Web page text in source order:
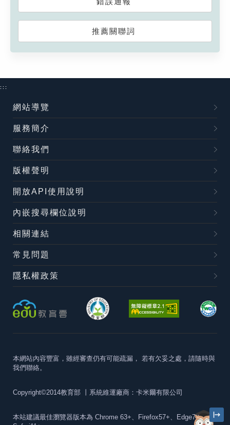
推薦關聯詞
:::
網站導覽
服務簡介
聯絡我們
版權聲明
開放API使用說明
內嵌搜尋欄位說明
相關連結
常見問題
隱私權政策
本網站內容豐富，雖經審查仍有可能疏漏， 若有欠妥之處，請隨時與
我們聯絡。
Copyright©2014教育部 丨系統維運廠商：卡米爾有限公司
本站建議最佳瀏覽器版本為 Chrome 63+、Firefox57+、Edge79+及